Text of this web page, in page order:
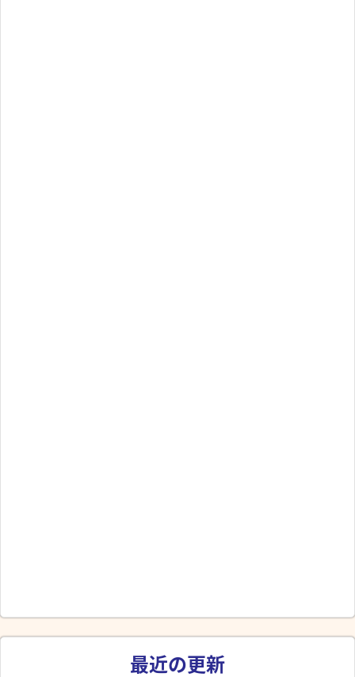
最近の更新